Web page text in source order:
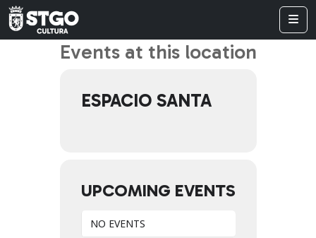
Events at this location
ESPACIO SANTA
UPCOMING EVENTS
NO EVENTS